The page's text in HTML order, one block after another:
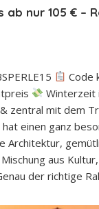
ab nur 105 € –
Code
Winterzeit
zentral mit dem
einen ganz
Architektur,
aus
der richtige